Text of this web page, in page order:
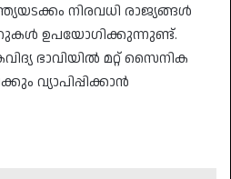
നിരവധി രാജ്യങ്ങൾ
ഉപയോഗിക്കുന്നുണ്ട്.
ഭാവിയിൽ മറ്റ് സൈനിക
വ്യാപിപ്പിക്കാൻ